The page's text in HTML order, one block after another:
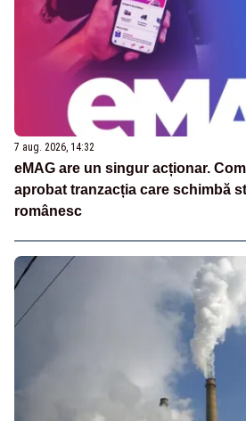
7 aug. 2026, 14:32
eMAG are un singur acționar.
aprobat tranzacția care schimbă
românesc